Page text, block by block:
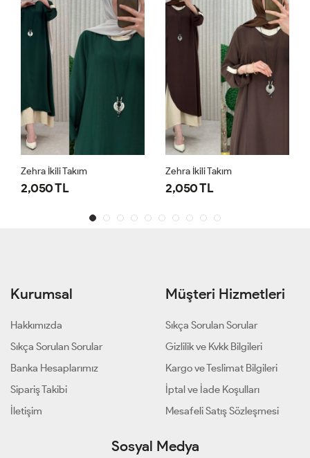
Zehra İkili Takım
2,050 TL
Zehra İkili Takım
2,050 TL
Kurumsal
Hakkımızda
Sıkça Sorulan Sorular
Banka Hesaplarımız
Sipariş Takibi
İletişim
Müşteri Hizmetleri
Sıkça Sorulan Sorular
Gizlilik ve Kvkk Bilgileri
Kargo ve Teslimat Bilgileri
İptal ve İade Koşulları
Mesafeli Satış Sözleşmesi
Sosyal Medya